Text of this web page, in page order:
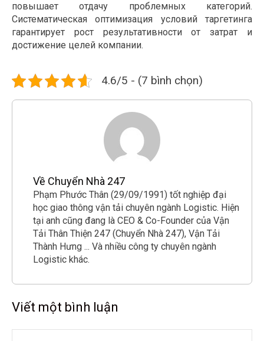
повышает отдачу проблемных категорий.
Систематическая оптимизация условий таргетинга
гарантирует рост результативности от затрат и
достижение целей компании.
4.6/5 - (7 bình chọn)
Về Chuyển Nhà 247
Phạm Phước Thân (29/09/1991) tốt nghiệp đại
học giao thông vận tải chuyên ngành Logistic. Hiện
tại anh cũng đang là CEO & Co-Founder của Vận
Tải Thân Thiện 247 (Chuyển Nhà 247), Vận Tải
Thành Hưng ... Và nhiều công ty chuyên ngành
Logistic khác.
Viết một bình luận